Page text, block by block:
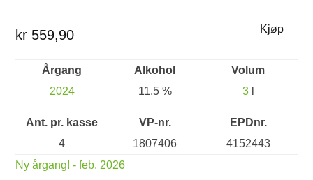
kr 559,90 Kjøp
Årgang
2024
Alkohol
11,5 %
Volum
3l
Ant. pr. kasse
4
VP-nr.
1807406
EPDnr.
4152443
Ny årgang! - feb. 2026